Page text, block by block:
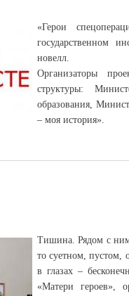
«Герои
государственном
новелл.
Организаторы
структуры:
образования,
– моя история».
Тишина. Рядом с
то суетном, пустом,
в глазах –
«Матери героев»,